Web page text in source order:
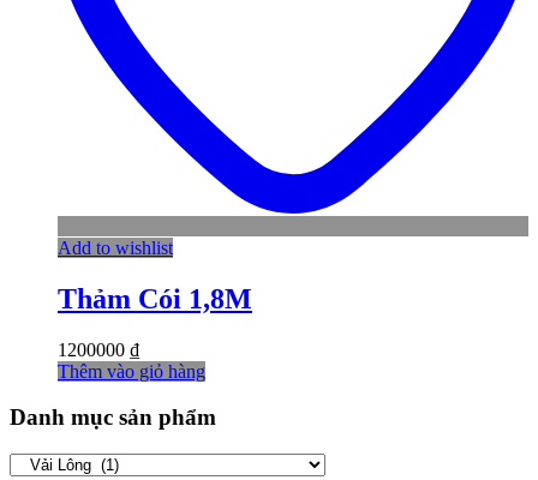
Add to wishlist
Thảm Cói 1,8M
1200000 ₫
Thêm vào giỏ hàng
Danh mục sản phẩm